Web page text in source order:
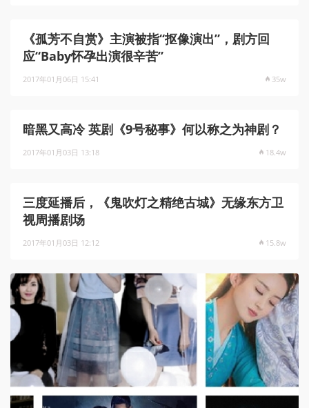
《孤芳不自赏》主演被指“抠像演出”，剧方回
应“Baby怀孕出演很辛苦”
2017年01月06日 15:41 35w
暗黑又高冷 英剧《9号秘事》何以称之为神剧？
2017年01月03日 13:18 18.4w
三度延播后，《鬼吹灯之精绝古城》无缘东方卫
视周播剧场
2017年01月03日 12:12 15.8w